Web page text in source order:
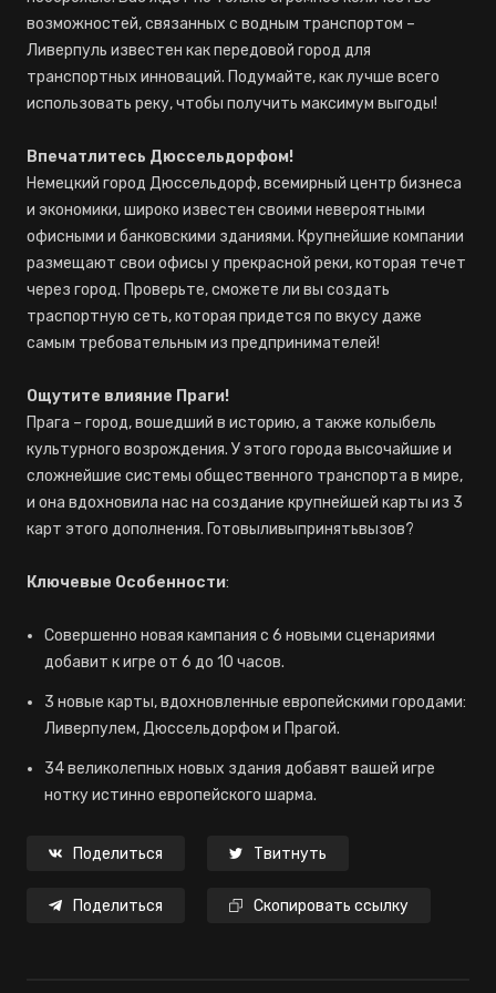
возможностей, связанных с водным транспортом –
Ливерпуль известен как передовой город для
транспортных инноваций. Подумайте, как лучше всего
использовать реку, чтобы получить максимум выгоды!
Впечатлитесь Дюссельдорфом!
Немецкий город Дюссельдорф, всемирный центр бизнеса
и экономики, широко известен своими невероятными
офисными и банковскими зданиями. Крупнейшие компании
размещают свои офисы у прекрасной реки, которая течет
через город. Проверьте, сможете ли вы создать
траспортную сеть, которая придется по вкусу даже
самым требовательным из предпринимателей!
Ощутите влияние Праги!
Прага – город, вошедший в историю, а также колыбель
культурного возрождения. У этого города высочайшие и
сложнейшие системы общественного транспорта в мире,
и она вдохновила нас на создание крупнейшей карты из 3
карт этого дополнения. Готовыливыпринятьвызов?
Ключевые Особенности:
Совершенно новая кампания с 6 новыми сценариями
добавит к игре от 6 до 10 часов.
3 новые карты, вдохновленные европейскими городами:
Ливерпулем, Дюссельдорфом и Прагой.
34 великолепных новых здания добавят вашей игре
нотку истинно европейского шарма.
Поделиться Твитнуть
Поделиться Скопировать ссылку